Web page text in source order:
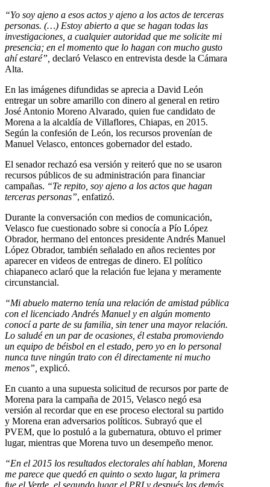
“Yo soy ajeno a esos actos y ajeno a los actos de terceras
personas. (…) Estoy abierto a que se hagan todas las
investigaciones, a cualquier autoridad que me solicite mi
presencia; en el momento que lo hagan con mucho gusto
ahí estaré”, declaró Velasco en entrevista desde la Cámara
Alta.
En las imágenes difundidas se aprecia a David León
entregar un sobre amarillo con dinero al general en retiro
José Antonio Moreno Alvarado, quien fue candidato de
Morena a la alcaldía de Villaflores, Chiapas, en 2015.
Según la confesión de León, los recursos provenían de
Manuel Velasco, entonces gobernador del estado.
El senador rechazó esa versión y reiteró que no se usaron
recursos públicos de su administración para financiar
campañas. “Te repito, soy ajeno a los actos que hagan
terceras personas”, enfatizó.
Durante la conversación con medios de comunicación,
Velasco fue cuestionado sobre si conocía a Pío López
Obrador, hermano del entonces presidente Andrés Manuel
López Obrador, también señalado en años recientes por
aparecer en videos de entregas de dinero. El político
chiapaneco aclaró que la relación fue lejana y meramente
circunstancial.
“Mi abuelo materno tenía una relación de amistad pública
con el licenciado Andrés Manuel y en algún momento
conocí a parte de su familia, sin tener una mayor relación.
Lo saludé en un par de ocasiones, él estaba promoviendo
un equipo de béisbol en el estado, pero yo en lo personal
nunca tuve ningún trato con él directamente ni mucho
menos”, explicó.
En cuanto a una supuesta solicitud de recursos por parte de
Morena para la campaña de 2015, Velasco negó esa
versión al recordar que en ese proceso electoral su partido
y Morena eran adversarios políticos. Subrayó que el
PVEM, que lo postuló a la gubernatura, obtuvo el primer
lugar, mientras que Morena tuvo un desempeño menor.
“En el 2015 los resultados electorales ahí hablan, Morena
me parece que quedó en quinto o sexto lugar, la primera
fue el Verde, el segundo lugar el PRI y después las demás